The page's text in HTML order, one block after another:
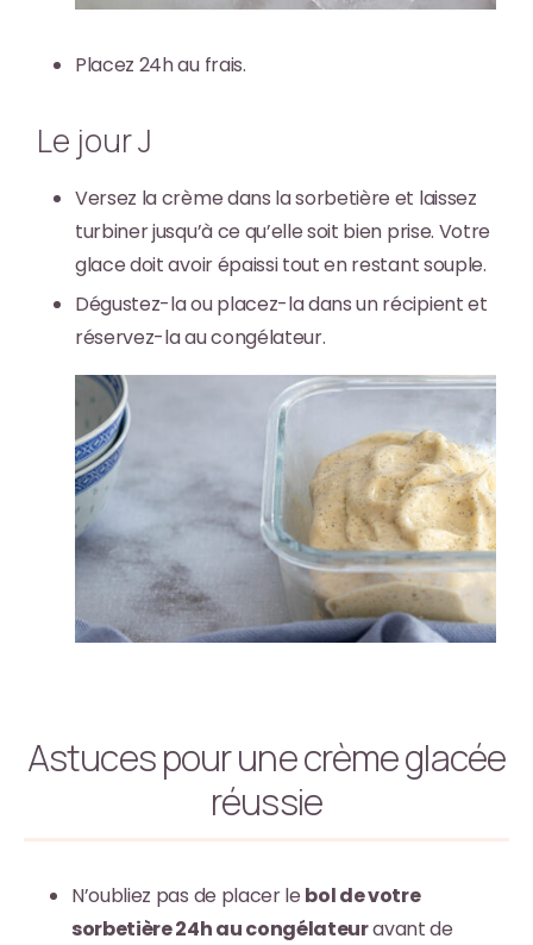
Placez 24h au frais.
Le jour J
Versez la crème dans la sorbetière et laissez
turbiner jusqu’à ce qu’elle soit bien prise. Votre
glace doit avoir épaissi tout en restant souple.
Dégustez-la ou placez-la dans un récipient et
réservez-la au congélateur.
Astuces pour une crème glacée
réussie
N’oubliez pas de placer le bol de votre
sorbetière 24h au congélateuravant de